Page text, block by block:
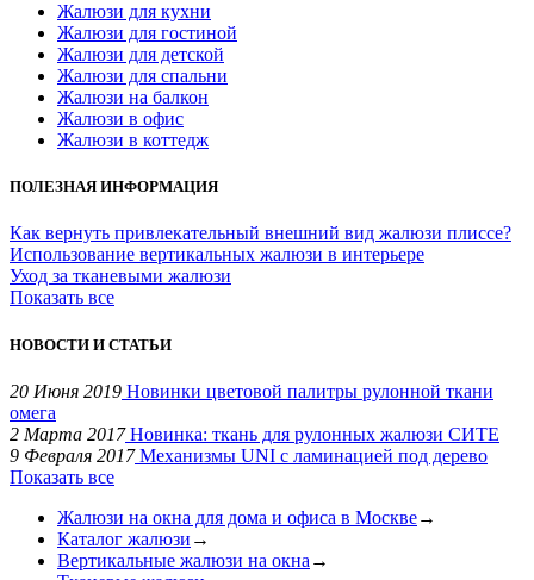
Жалюзи для кухни
Жалюзи для гостиной
Жалюзи для детской
Жалюзи для спальни
Жалюзи на балкон
Жалюзи в офис
Жалюзи в коттедж
ПОЛЕЗНАЯ ИНФОРМАЦИЯ
Как вернуть привлекательный внешний вид жалюзи плиссе?
Использование вертикальных жалюзи в интерьере
Уход за тканевыми жалюзи
Показать все
НОВОСТИ И СТАТЬИ
20 Июня 2019 Новинки цветовой палитры рулонной ткани
омега
2 Марта 2017Новинка: ткань для рулонных жалюзи СИТЕ
9 Февраля 2017Механизмы UNI с ламинацией под дерево
Показать все
Жалюзи на окна для дома и офиса в Москве→
Каталог жалюзи →
Вертикальные жалюзи на окна →